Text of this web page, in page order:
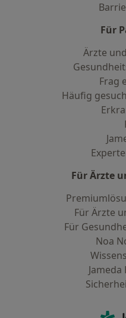
Für
Ärzte
Frag
Häufig
Für Ärzte
Für Ärzte
Für
Noa